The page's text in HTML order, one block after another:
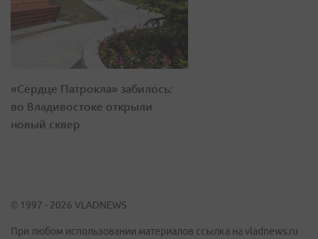
«Сердце Патрокла» забилось:
во Владивостоке открыли
новый сквер
© 1997 - 2026 VLADNEWS
При любом использовании материалов ссылка на vladnews.ru